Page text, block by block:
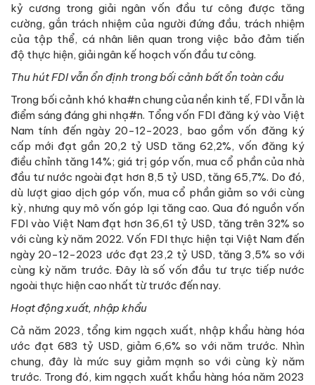
kỷ cương trong giải ngân vốn đầu tư công được tăng
cường, gắn trách nhiệm của người đứng đầu, trách nhiệm
của tập thể, cá nhân liên quan trong việc bảo đảm tiến
độ thực hiện, giải ngân kế hoạch vốn đầu tư công.
Thu hút FDI vẫn ổn định trong bối cảnh bất ổn toàn cầu
Trong bối cảnh khó kha#n chung của nền kinh tế, FDI vẫn là
điểm sáng đáng ghi nhạ#n. Tổng vốn FDI đăng ký vào Việt
Nam tính đến ngày 20-12-2023, bao gồm vốn đăng ký
cấp mới đạt gần 20,2 tỷ USD tăng 62,2%, vốn đăng ký
điều chỉnh tăng 14%; giá trị góp vốn, mua cổ phần của nhà
đầu tư nước ngoài đạt hơn 8,5 tỷ USD, tăng 65,7%. Do đó,
dù lượt giao dịch góp vốn, mua cổ phần giảm so với cùng
kỳ, nhưng quy mô vốn góp lại tăng cao. Qua đó nguồn vốn
FDI vào Việt Nam đạt hơn 36,61 tỷ USD, tăng trên 32% so
với cùng kỳ năm 2022. Vốn FDI thực hiện tại Việt Nam đến
ngày 20-12-2023 ước đạt 23,2 tỷ USD, tăng 3,5% so với
cùng kỳ năm trước. Đây là số vốn đầu tư trực tiếp nước
ngoài thực hiện cao nhất từ trước đến nay.
Hoạt động xuất, nhập khẩu
Cả năm 2023, tổng kim ngạch xuất, nhập khẩu hàng hóa
ước đạt 683 tỷ USD, giảm 6,6% so với năm trước. Nhìn
chung, đây là mức suy giảm mạnh so với cùng kỳ năm
trước. Trong đó, kim ngạch xuất khẩu hàng hóa năm 2023